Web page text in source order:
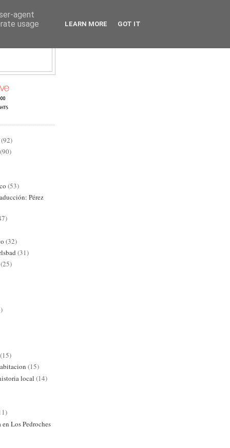
(92)
(90)
(53)
Pérez
(32)
(31)
(25)
(15)
(15)
local (14)
Los Pedroches
agent
usage
LEARN MORE GOT IT